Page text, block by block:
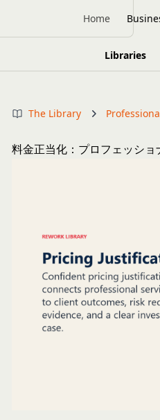
Home
Libraries
The Library
料金正当化：プロフェッシ